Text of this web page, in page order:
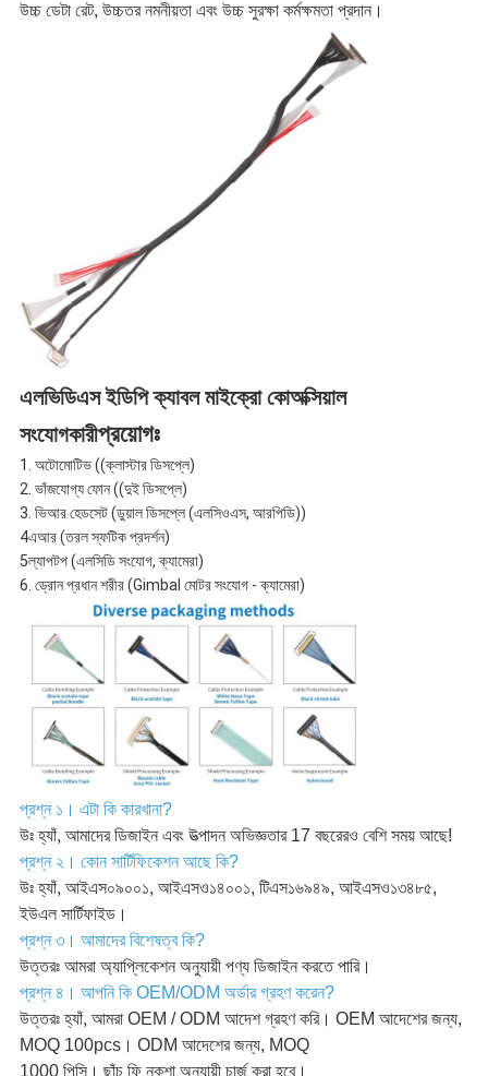
উচ্চ ডেটা রেট, উচ্চতর নমনীয়তা এবং উচ্চ সুরক্ষা কর্মক্ষমতা প্রদান।
এলভিডিএস ইডিপি ক্যাবল মাইক্রো কোঅক্সিয়াল
সংযোগকারীপ্রয়োগঃ
1. অটোমোটিভ ((ক্লাস্টার ডিসপ্লে)
2. ভাঁজযোগ্য ফোন ((দুই ডিসপ্লে)
3. ভিআর হেডসেট (ডুয়াল ডিসপ্লে (এলসিওএস, আরপিডি))
4এআর (তরল স্ফটিক প্রদর্শন)
5ল্যাপটপ (এলসিডি সংযোগ, ক্যামেরা)
6. ড্রোন প্রধান শরীর (Gimbal মোটর সংযোগ - ক্যামেরা)
প্রশ্ন ১। এটা কি কারখানা?
উঃ হ্যাঁ, আমাদের ডিজাইন এবং উত্পাদন অভিজ্ঞতার 17 বছরেরও বেশি সময় আছে!
প্রশ্ন ২। কোন সার্টিফিকেশন আছে কি?
উঃ হ্যাঁ, আইএস০৯০০১, আইএসও১৪০০১, টিএস১৬৯৪৯, আইএসও১৩৪৮৫,
ইউএল সার্টিফাইড।
প্রশ্ন ৩। আমাদের বিশেষত্ব কি?
উত্তরঃ আমরা অ্যাপ্লিকেশন অনুযায়ী পণ্য ডিজাইন করতে পারি।
প্রশ্ন ৪। আপনি কি OEM/ODM অর্ডার গ্রহণ করেন?
উত্তরঃ হ্যাঁ, আমরা OEM / ODM আদেশ গ্রহণ করি। OEM আদেশের জন্য,
MOQ 100pcs। ODM আদেশের জন্য, MOQ
1000 পিসি। ছাঁচ ফি নকশা অনুযায়ী চার্জ করা হবে।